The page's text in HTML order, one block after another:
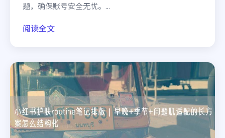
题，确保账号安全无忧。...
阅读全文